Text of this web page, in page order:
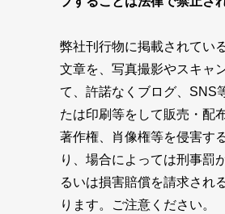
弊社刊行物に掲載されてい
文章を、写真撮影やスキャ
て、許諾なくブログ、SNS
たは印刷等をして販売・配
著作権、肖像権等を侵害す
り、場合によっては刑事罰
るいは損害賠償を請求され
ります。ご注意ください。